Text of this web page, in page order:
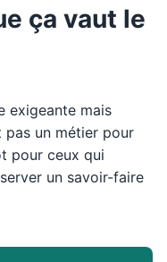
ça vaut le
exigeante mais
pas un métier pour
pour ceux qui
un savoir-faire